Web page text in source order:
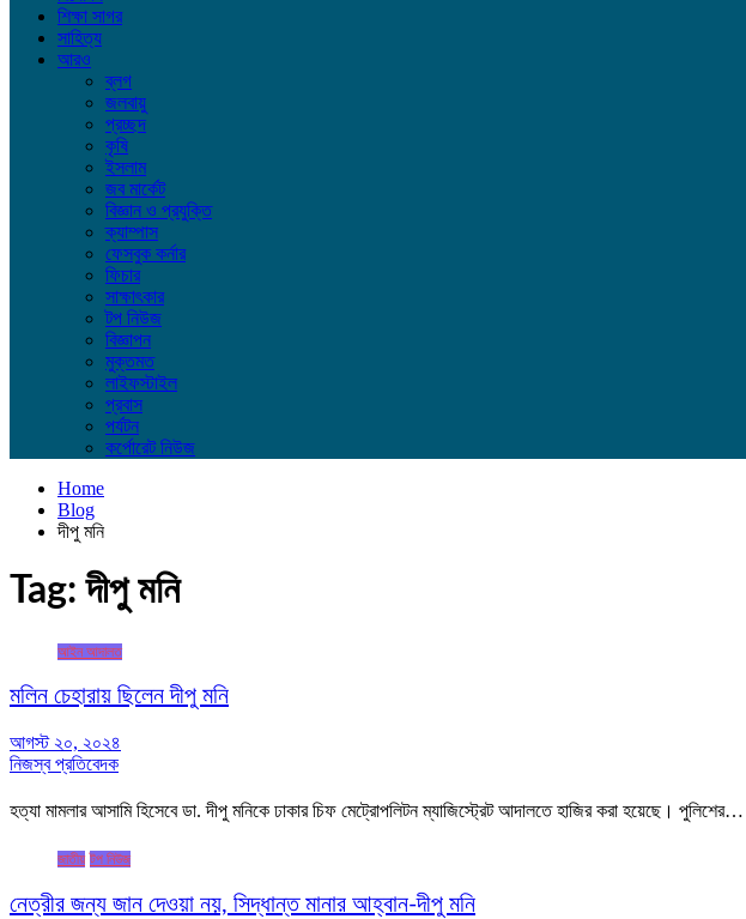
শিক্ষা সাগর
সাহিত্য
আরও
ব্লগ
জলবায়ু
প্রচ্ছদ
কৃষি
ইসলাম
জব মার্কেট
বিজ্ঞান ও প্রযুক্তি
ক্যাম্পাস
ফেসবুক কর্নার
ফিচার
সাক্ষাৎকার
টপ নিউজ
বিজ্ঞাপন
মুক্তমত
লাইফস্টাইল
প্রবাস
পর্যটন
কর্পোরেট নিউজ
Home
Blog
দীপু মনি
Tag:দীপু মনি
আইন আদালত
মলিন চেহারায় ছিলেন দীপু মনি
আগস্ট ২০, ২০২৪
নিজস্ব প্রতিবেদক
হত্যা মামলার আসামি হিসেবে ডা. দীপু মনিকে ঢাকার চিফ মেট্রোপলিটন ম্যাজিস্ট্রেট আদালতে হাজির করা হয়েছে। পুলিশের…
জাতীয় টপ নিউজ
নেত্রীর জন্য জান দেওয়া নয়, সিদ্ধান্ত মানার আহ্বান-দীপু মনি